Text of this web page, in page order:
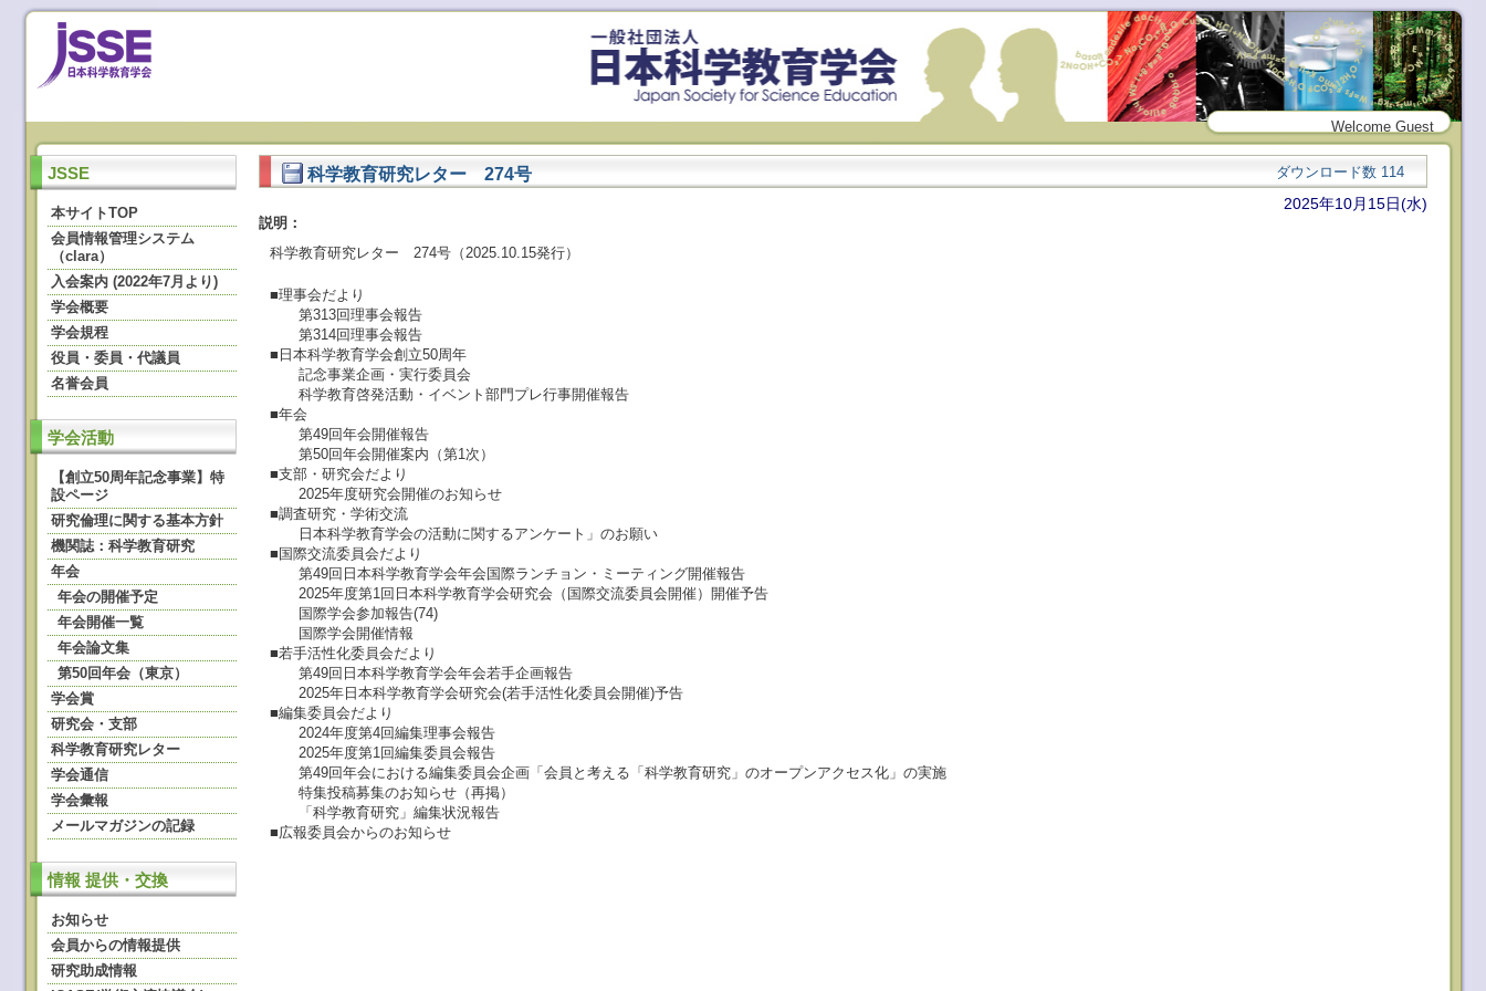
Welcome Guest
JSSE
本サイトTOP
会員情報管理システム
（clara）
入会案内 (2022年7月より)
学会概要
学会規程
役員・委員・代議員
名誉会員
学会活動
【創立50周年記念事業】特
設ページ
研究倫理に関する基本方針
機関誌：科学教育研究
年会
年会の開催予定
年会開催一覧
年会論文集
第50回年会（東京）
学会賞
研究会・支部
科学教育研究レター
学会通信
学会彙報
メールマガジンの記録
情報 提供・交換
お知らせ
会員からの情報提供
研究助成情報
科学教育研究レター 274号 ダウンロード数 114
2025年10月15日(水)
説明：
科学教育研究レター 274号（2025.10.15発行）
■理事会だより
第313回理事会報告
第314回理事会報告
■日本科学教育学会創立50周年
記念事業企画・実行委員会
科学教育啓発活動・イベント部門プレ行事開催報告
■年会
第49回年会開催報告
第50回年会開催案内（第1次）
■支部・研究会だより
2025年度研究会開催のお知らせ
■調査研究・学術交流
日本科学教育学会の活動に関するアンケート」のお願い
■国際交流委員会だより
第49回日本科学教育学会年会国際ランチョン・ミーティング開催報告
2025年度第1回日本科学教育学会研究会（国際交流委員会開催）開催予告
国際学会参加報告(74)
国際学会開催情報
■若手活性化委員会だより
第49回日本科学教育学会年会若手企画報告
2025年日本科学教育学会研究会(若手活性化委員会開催)予告
■編集委員会だより
2024年度第4回編集理事会報告
2025年度第1回編集委員会報告
第49回年会における編集委員会企画「会員と考える「科学教育研究」のオープンアクセス化」の実施
特集投稿募集のお知らせ（再掲）
「科学教育研究」編集状況報告
■広報委員会からのお知らせ